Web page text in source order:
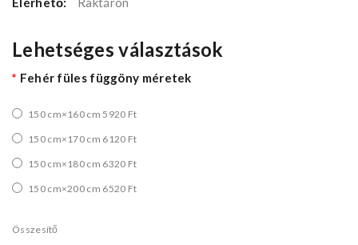
Lehetséges választások
Fehér füles függöny méretek
150 cm×160 cm 5920 Ft
150 cm×170 cm 6120 Ft
150 cm×180 cm 6320 Ft
150 cm×200 cm 6520 Ft
Összesítő